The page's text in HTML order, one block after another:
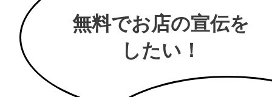
無料でお店の宣伝を
したい！